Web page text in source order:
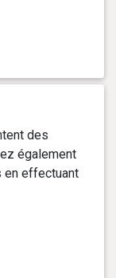
des
également
en effectuant